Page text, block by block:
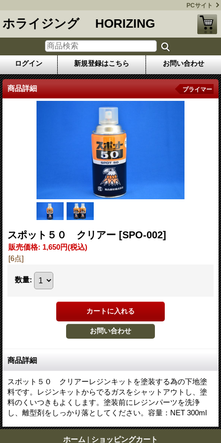
PCサイト
ホライジング HORIZING
ログイン 新規登録はこちら お問い合わせ
商品詳細 プライマー
スポット５０ クリアー [SPO-002]
販売価格: 1,650円(税込)
[6点]
数量:
商品詳細
スポット５０ クリアーレジンキットを塗装する為の下地塗
料です。レジンキットからでるガスをシャットアウトし、塗
料のくいつきもよくします。塗装前にレジンパーツを洗浄
し、離型剤をしっかり落としてください。容量：NET 300ml
ホーム | ショッピングカート